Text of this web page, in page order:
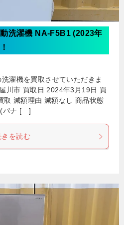
洗濯機 NA-F5B1 (2023年
濯機を買取させていただきま
川市 買取日 2024年3月19日 買
取 減額理由 減額なし 商品状態
(パナ […]
きを読む